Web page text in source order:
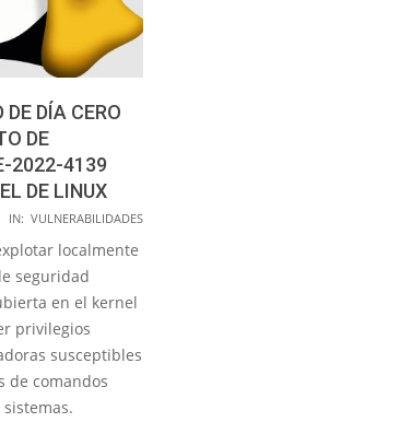
DÍA CERO
DE
2022-4139
DE LINUX
IN: VULNERABILIDADES
localmente
seguridad
en el kernel
privilegios
susceptibles
de comandos